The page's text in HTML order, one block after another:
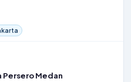
Persero Medan